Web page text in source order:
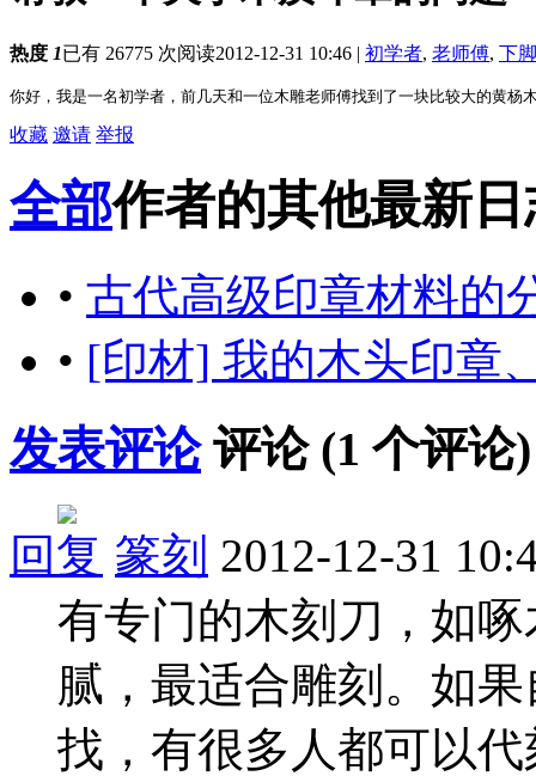
热度 1已有 26775 次阅读2012-12-31 10:46 | 初学者, 老师傅, 下
你好，我是一名初学者，前几天和一位木雕老师傅找到了一块比较大的黄
收藏 邀请 举报
全部作者的其他最新日
• 古代高级印章材料的
• [印材] 我的木头印章
发表评论评论 (1 个评论)
回复 篆刻 2012-12-31
有专门的木刻刀，如
腻，最适合雕刻。如
找，有很多人都可以